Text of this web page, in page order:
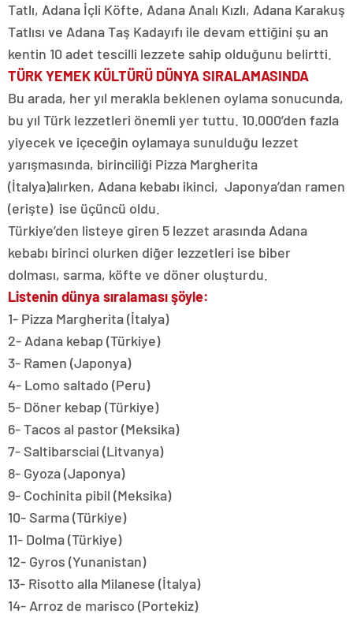
Tatlı, Adana İçli Köfte, Adana Analı Kızlı, Adana Karakuş
Tatlısı ve Adana Taş Kadayıfı ile devam ettiğini şu an
kentin 10 adet tescilli lezzete sahip olduğunu belirtti.
TÜRK YEMEK KÜLTÜRÜ DÜNYA SIRALAMASINDA
Bu arada, her yıl merakla beklenen oylama sonucunda,
bu yıl Türk lezzetleri önemli yer tuttu. 10.000’den fazla
yiyecek ve içeceğin oylamaya sunulduğu lezzet
yarışmasında, birinciliği Pizza Margherita
(İtalya)alırken, Adana kebabı ikinci, Japonya’dan ramen
(erişte) ise üçüncü oldu.
Türkiye’den listeye giren 5 lezzet arasında Adana
kebabı birinci olurken diğer lezzetleri ise biber
dolması, sarma, köfte ve döner oluşturdu.
Listenin dünya sıralaması şöyle:
1- Pizza Margherita (İtalya)
2- Adana kebap (Türkiye)
3- Ramen (Japonya)
4- Lomo saltado (Peru)
5- Döner kebap (Türkiye)
6- Tacos al pastor (Meksika)
7- Saltibarsciai (Litvanya)
8- Gyoza (Japonya)
9- Cochinita pibil (Meksika)
10- Sarma (Türkiye)
11- Dolma (Türkiye)
12- Gyros (Yunanistan)
13- Risotto alla Milanese (İtalya)
14- Arroz de marisco (Portekiz)